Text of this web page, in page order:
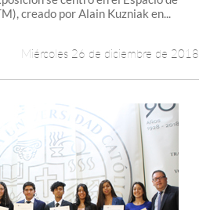
creado por Alain Kuzniak en...
Miércoles 26 de diciembre de 2018